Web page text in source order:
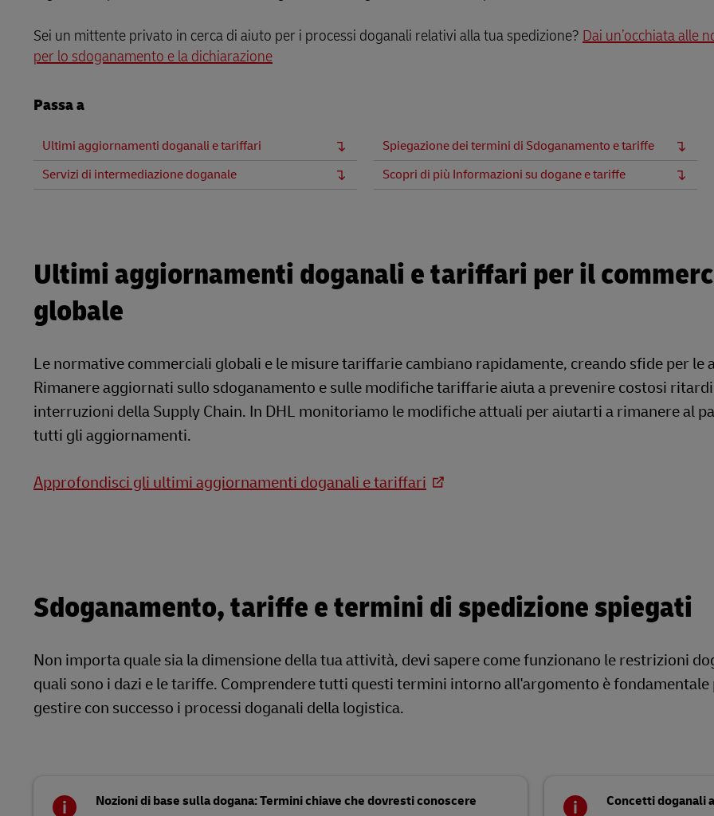
MyGTS
DHL SameDay
LifeTrack
Scopri i nostri portali
LifeTrack
Scopri i nostri portali
Sei un mittente privato in cerca di aiuto per i processi doganali relativi alla tua spedizione? Dai un’occhiata alle
per lo sdoganamento e la dichiarazione
Passa a
Ultimi aggiornamenti doganali e tariffari Spiegazione dei termini di Sdoganamento e tariffe
Servizi di intermediazione doganale
Scopri di più Informazioni su dogane e tariffe
Ultimi aggiornamenti doganali e tariffari per il
globale
Le normative commerciali globali e le misure tariffarie cambiano rapidamente, creando sfide per le
Rimanere aggiornati sullo sdoganamento e sulle modifiche tariffarie aiuta a prevenire costosi
interruzioni della Supply Chain. In DHL monitoriamo le modifiche attuali per aiutarti a rimanere al
tutti gli aggiornamenti.
Approfondisci gli ultimi aggiornamenti doganali e tariffari
Sdoganamento, tariffe e termini di spedizione spiegati
Non importa quale sia la dimensione della tua attività, devi sapere come funzionano le restrizioni
quali sono i dazi e le tariffe. Comprendere tutti questi termini intorno all'argomento è fondamentale
gestire con successo i processi doganali della logistica.
Nozioni di base sulla dogana: Termini chiave che dovresti conoscere
Concetti doganali